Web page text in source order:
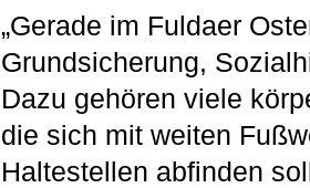
„Gerade im Fuldaer
Grundsicherung,
Dazu gehören viele
die sich mit weiten
Haltestellen abfinden